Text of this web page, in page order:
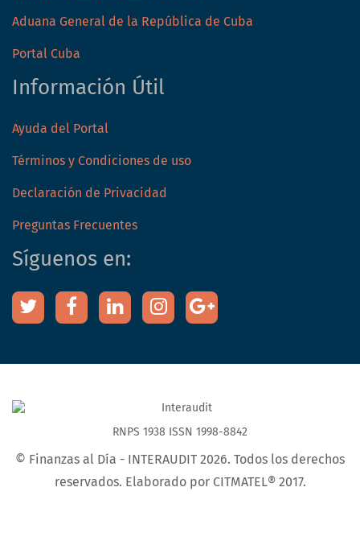
Aduana General de la República de Cuba
Portal Cuba
Información Útil
Ayuda del Portal
Términos y Condiciones de uso
Declaración de Privacidad
Preguntas Frecuentes
Síguenos en:
RNPS 1938 ISSN 1998-8842
© Finanzas al Día - INTERAUDIT 2026. Todos los derechos
reservados. Elaborado por CITMATEL® 2017.